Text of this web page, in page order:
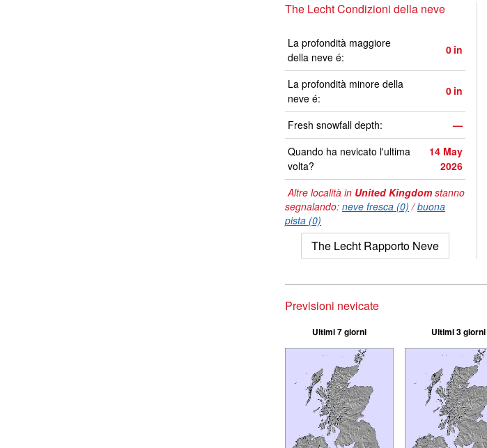
The Lecht Condizioni della neve
La profondità maggiore
della neve é:
0 in
La profondità minore della
neve é:
0 in
Fresh snowfall depth:
—
Quando ha nevicato l'ultima
volta?
14 May
2026
Altre località in United Kingdomstanno
segnalando: neve fresca (0) /buona
pista (0)
The Lecht Rapporto Neve
Previsioni nevicate
Ultimi 7 giorni Ultimi 3 giorni